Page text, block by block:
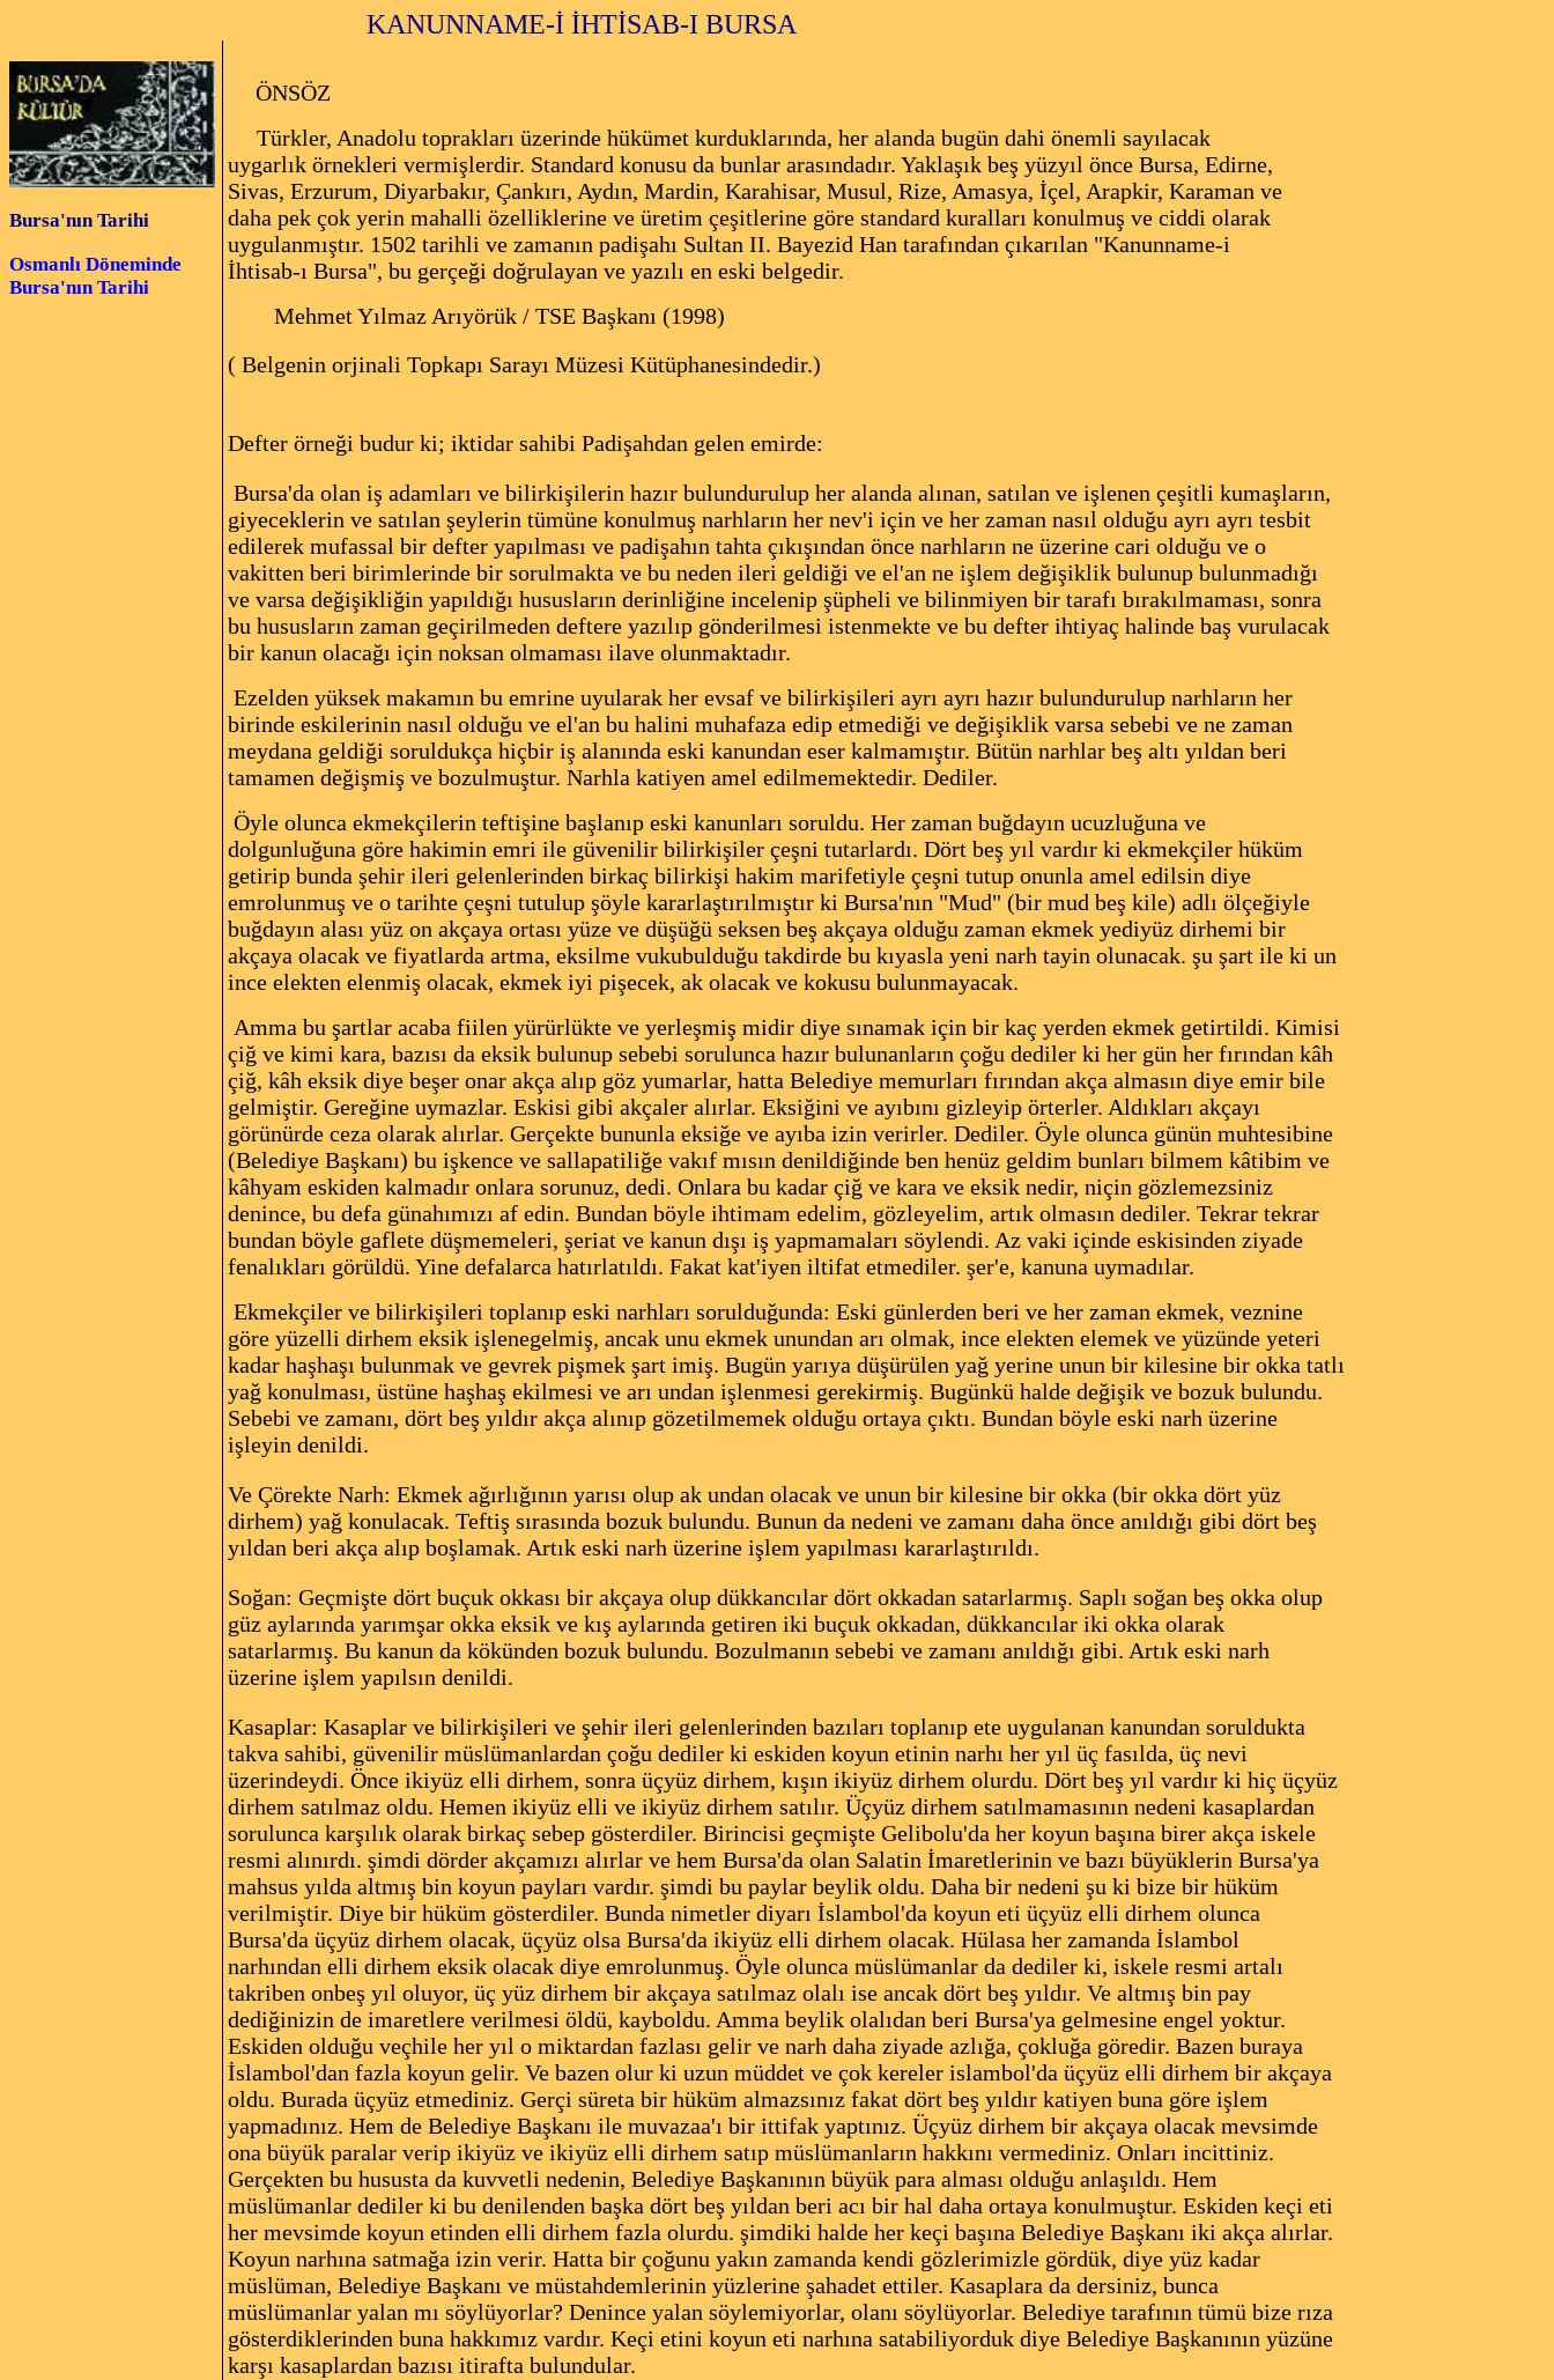
KANUNNAME-İ İHTİSAB-I BURSA
Bursa'nın Tarihi
Osmanlı Döneminde
Bursa'nın Tarihi
ÖNSÖZ
Türkler, Anadolu toprakları üzerinde hükümet kurduklarında, her alanda bugün dahi önemli sayılacak
uygarlık örnekleri vermişlerdir. Standard konusu da bunlar arasındadır. Yaklaşık beş yüzyıl önce Bursa, Edirne,
Sivas, Erzurum, Diyarbakır, Çankırı, Aydın, Mardin, Karahisar, Musul, Rize, Amasya, İçel, Arapkir, Karaman ve
daha pek çok yerin mahalli özelliklerine ve üretim çeşitlerine göre standard kuralları konulmuş ve ciddi olarak
uygulanmıştır. 1502 tarihli ve zamanın padişahı Sultan II. Bayezid Han tarafından çıkarılan "Kanunname-i
İhtisab-ı Bursa", bu gerçeği doğrulayan ve yazılı en eski belgedir.
Mehmet Yılmaz Arıyörük / TSE Başkanı (1998)
( Belgenin orjinali Topkapı Sarayı Müzesi Kütüphanesindedir.)
Defter örneği budur ki; iktidar sahibi Padişahdan gelen emirde:
Bursa'da olan iş adamları ve bilirkişilerin hazır bulundurulup her alanda alınan, satılan ve işlenen çeşitli kumaşların,
giyeceklerin ve satılan şeylerin tümüne konulmuş narhların her nev'i için ve her zaman nasıl olduğu ayrı ayrı tesbit
edilerek mufassal bir defter yapılması ve padişahın tahta çıkışından önce narhların ne üzerine cari olduğu ve o
vakitten beri birimlerinde bir sorulmakta ve bu neden ileri geldiği ve el'an ne işlem değişiklik bulunup bulunmadığı
ve varsa değişikliğin yapıldığı hususların derinliğine incelenip şüpheli ve bilinmiyen bir tarafı bırakılmaması, sonra
bu hususların zaman geçirilmeden deftere yazılıp gönderilmesi istenmekte ve bu defter ihtiyaç halinde baş vurulacak
bir kanun olacağı için noksan olmaması ilave olunmaktadır.
Ezelden yüksek makamın bu emrine uyularak her evsaf ve bilirkişileri ayrı ayrı hazır bulundurulup narhların her
birinde eskilerinin nasıl olduğu ve el'an bu halini muhafaza edip etmediği ve değişiklik varsa sebebi ve ne zaman
meydana geldiği soruldukça hiçbir iş alanında eski kanundan eser kalmamıştır. Bütün narhlar beş altı yıldan beri
tamamen değişmiş ve bozulmuştur. Narhla katiyen amel edilmemektedir. Dediler.
Öyle olunca ekmekçilerin teftişine başlanıp eski kanunları soruldu. Her zaman buğdayın ucuzluğuna ve
dolgunluğuna göre hakimin emri ile güvenilir bilirkişiler çeşni tutarlardı. Dört beş yıl vardır ki ekmekçiler hüküm
getirip bunda şehir ileri gelenlerinden birkaç bilirkişi hakim marifetiyle çeşni tutup onunla amel edilsin diye
emrolunmuş ve o tarihte çeşni tutulup şöyle kararlaştırılmıştır ki Bursa'nın "Mud" (bir mud beş kile) adlı ölçeğiyle
buğdayın alası yüz on akçaya ortası yüze ve düşüğü seksen beş akçaya olduğu zaman ekmek yediyüz dirhemi bir
akçaya olacak ve fiyatlarda artma, eksilme vukubulduğu takdirde bu kıyasla yeni narh tayin olunacak. şu şart ile ki un
ince elekten elenmiş olacak, ekmek iyi pişecek, ak olacak ve kokusu bulunmayacak.
Amma bu şartlar acaba fiilen yürürlükte ve yerleşmiş midir diye sınamak için bir kaç yerden ekmek getirtildi. Kimisi
çiğ ve kimi kara, bazısı da eksik bulunup sebebi sorulunca hazır bulunanların çoğu dediler ki her gün her fırından kâh
çiğ, kâh eksik diye beşer onar akça alıp göz yumarlar, hatta Belediye memurları fırından akça almasın diye emir bile
gelmiştir. Gereğine uymazlar. Eskisi gibi akçaler alırlar. Eksiğini ve ayıbını gizleyip örterler. Aldıkları akçayı
görünürde ceza olarak alırlar. Gerçekte bununla eksiğe ve ayıba izin verirler. Dediler. Öyle olunca günün muhtesibine
(Belediye Başkanı) bu işkence ve sallapatiliğe vakıf mısın denildiğinde ben henüz geldim bunları bilmem kâtibim ve
kâhyam eskiden kalmadır onlara sorunuz, dedi. Onlara bu kadar çiğ ve kara ve eksik nedir, niçin gözlemezsiniz
denince, bu defa günahımızı af edin. Bundan böyle ihtimam edelim, gözleyelim, artık olmasın dediler. Tekrar tekrar
bundan böyle gaflete düşmemeleri, şeriat ve kanun dışı iş yapmamaları söylendi. Az vaki içinde eskisinden ziyade
fenalıkları görüldü. Yine defalarca hatırlatıldı. Fakat kat'iyen iltifat etmediler. şer'e, kanuna uymadılar.
Ekmekçiler ve bilirkişileri toplanıp eski narhları sorulduğunda: Eski günlerden beri ve her zaman ekmek, veznine
göre yüzelli dirhem eksik işlenegelmiş, ancak unu ekmek unundan arı olmak, ince elekten elemek ve yüzünde yeteri
kadar haşhaşı bulunmak ve gevrek pişmek şart imiş. Bugün yarıya düşürülen yağ yerine unun bir kilesine bir okka tatlı
yağ konulması, üstüne haşhaş ekilmesi ve arı undan işlenmesi gerekirmiş. Bugünkü halde değişik ve bozuk bulundu.
Sebebi ve zamanı, dört beş yıldır akça alınıp gözetilmemek olduğu ortaya çıktı. Bundan böyle eski narh üzerine
işleyin denildi.
Ve Çörekte Narh: Ekmek ağırlığının yarısı olup ak undan olacak ve unun bir kilesine bir okka (bir okka dört yüz
dirhem) yağ konulacak. Teftiş sırasında bozuk bulundu. Bunun da nedeni ve zamanı daha önce anıldığı gibi dört beş
yıldan beri akça alıp boşlamak. Artık eski narh üzerine işlem yapılması kararlaştırıldı.
Soğan: Geçmişte dört buçuk okkası bir akçaya olup dükkancılar dört okkadan satarlarmış. Saplı soğan beş okka olup
güz aylarında yarımşar okka eksik ve kış aylarında getiren iki buçuk okkadan, dükkancılar iki okka olarak
satarlarmış. Bu kanun da kökünden bozuk bulundu. Bozulmanın sebebi ve zamanı anıldığı gibi. Artık eski narh
üzerine işlem yapılsın denildi.
Kasaplar: Kasaplar ve bilirkişileri ve şehir ileri gelenlerinden bazıları toplanıp ete uygulanan kanundan soruldukta
takva sahibi, güvenilir müslümanlardan çoğu dediler ki eskiden koyun etinin narhı her yıl üç fasılda, üç nevi
üzerindeydi. Önce ikiyüz elli dirhem, sonra üçyüz dirhem, kışın ikiyüz dirhem olurdu. Dört beş yıl vardır ki hiç üçyüz
dirhem satılmaz oldu. Hemen ikiyüz elli ve ikiyüz dirhem satılır. Üçyüz dirhem satılmamasının nedeni kasaplardan
sorulunca karşılık olarak birkaç sebep gösterdiler. Birincisi geçmişte Gelibolu'da her koyun başına birer akça iskele
resmi alınırdı. şimdi dörder akçamızı alırlar ve hem Bursa'da olan Salatin İmaretlerinin ve bazı büyüklerin Bursa'ya
mahsus yılda altmış bin koyun payları vardır. şimdi bu paylar beylik oldu. Daha bir nedeni şu ki bize bir hüküm
verilmiştir. Diye bir hüküm gösterdiler. Bunda nimetler diyarı İslambol'da koyun eti üçyüz elli dirhem olunca
Bursa'da üçyüz dirhem olacak, üçyüz olsa Bursa'da ikiyüz elli dirhem olacak. Hülasa her zamanda İslambol
narhından elli dirhem eksik olacak diye emrolunmuş. Öyle olunca müslümanlar da dediler ki, iskele resmi artalı
takriben onbeş yıl oluyor, üç yüz dirhem bir akçaya satılmaz olalı ise ancak dört beş yıldır. Ve altmış bin pay
dediğinizin de imaretlere verilmesi öldü, kayboldu. Amma beylik olalıdan beri Bursa'ya gelmesine engel yoktur.
Eskiden olduğu veçhile her yıl o miktardan fazlası gelir ve narh daha ziyade azlığa, çokluğa göredir. Bazen buraya
İslambol'dan fazla koyun gelir. Ve bazen olur ki uzun müddet ve çok kereler islambol'da üçyüz elli dirhem bir akçaya
oldu. Burada üçyüz etmediniz. Gerçi süreta bir hüküm almazsınız fakat dört beş yıldır katiyen buna göre işlem
yapmadınız. Hem de Belediye Başkanı ile muvazaa'ı bir ittifak yaptınız. Üçyüz dirhem bir akçaya olacak mevsimde
ona büyük paralar verip ikiyüz ve ikiyüz elli dirhem satıp müslümanların hakkını vermediniz. Onları incittiniz.
Gerçekten bu hususta da kuvvetli nedenin, Belediye Başkanının büyük para alması olduğu anlaşıldı. Hem
müslümanlar dediler ki bu denilenden başka dört beş yıldan beri acı bir hal daha ortaya konulmuştur. Eskiden keçi eti
her mevsimde koyun etinden elli dirhem fazla olurdu. şimdiki halde her keçi başına Belediye Başkanı iki akça alırlar.
Koyun narhına satmağa izin verir. Hatta bir çoğunu yakın zamanda kendi gözlerimizle gördük, diye yüz kadar
müslüman, Belediye Başkanı ve müstahdemlerinin yüzlerine şahadet ettiler. Kasaplara da dersiniz, bunca
müslümanlar yalan mı söylüyorlar? Denince yalan söylemiyorlar, olanı söylüyorlar. Belediye tarafının tümü bize rıza
gösterdiklerinden buna hakkımız vardır. Keçi etini koyun eti narhına satabiliyorduk diye Belediye Başkanının yüzüne
karşı kasaplardan bazısı itirafta bulundular.